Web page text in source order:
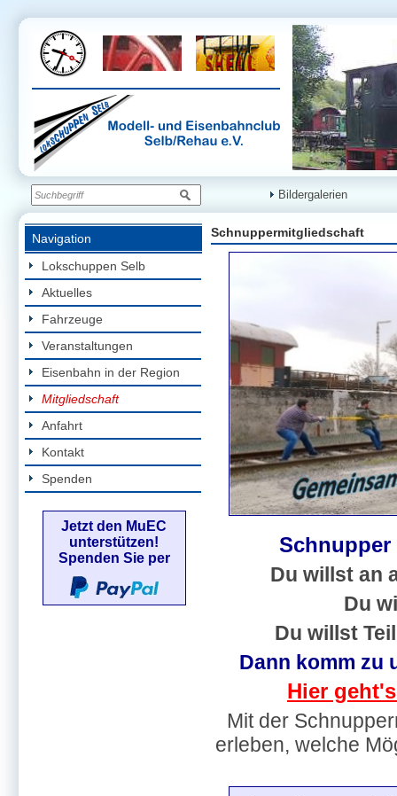
Bildergalerien
Navigation
Lokschuppen Selb
Aktuelles
Fahrzeuge
Veranstaltungen
Eisenbahn in der Region
Mitgliedschaft
Anfahrt
Kontakt
Spenden
Jetzt den MuEC
unterstützen!
Spenden Sie per
Schnuppermitgliedschaft
Du willst an
Du
Du willst
Dann komm zu
Hier
Mit der
erleben, welche